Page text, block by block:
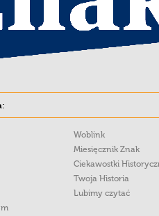
Woblink
Miesięcznik Znak
Ciekawostki
Twoja Historia
Lubimy czytać